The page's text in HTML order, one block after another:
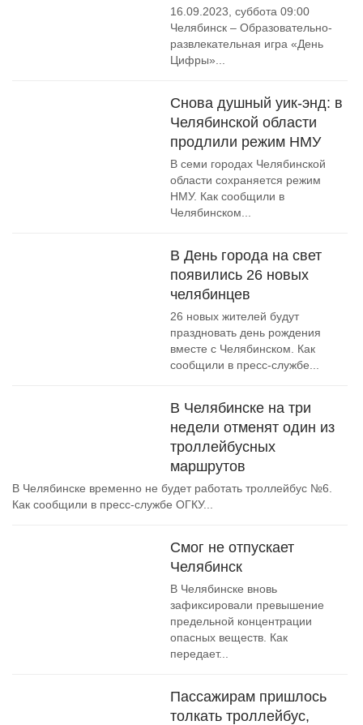
16.09.2023, суббота 09:00
Челябинск – Образовательно-
развлекательная игра «День
Цифры»...
Снова душный уик-энд: в
Челябинской области
продлили режим НМУ
В семи городах Челябинской
области сохраняется режим
НМУ. Как сообщили в
Челябинском...
В День города на свет
появились 26 новых
челябинцев
26 новых жителей будут
праздновать день рождения
вместе с Челябинском. Как
сообщили в пресс-службе...
В Челябинске на три
недели отменят один из
троллейбусных
маршрутов
В Челябинске временно не будет работать троллейбус №6.
Как сообщили в пресс-службе ОГКУ...
Смог не отпускает
Челябинск
В Челябинске вновь
зафиксировали превышение
предельной концентрации
опасных веществ. Как
передает...
Пассажирам пришлось
толкать троллейбус,